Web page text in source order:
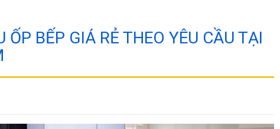
BẾP GIÁ RẺ THEO YÊU CẦU TẠI